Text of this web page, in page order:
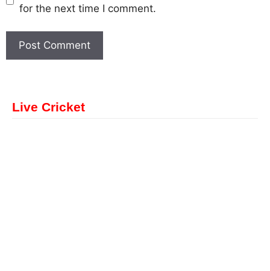
for the next time I comment.
Live Cricket